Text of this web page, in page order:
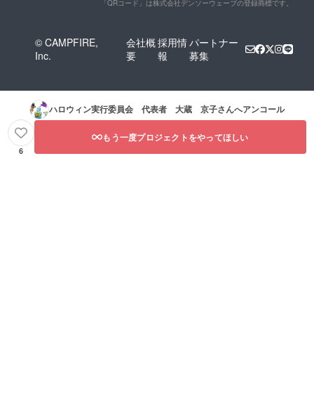
「QRコード」は株式会社デンソーウェーブの登録商標です。
© CAMPFIRE,
Inc.
会社概
要
採用情
報
パートナー
募集
ハロウィン実行委員会 代表者 大蔵 京子さんへアンコール
6
もう一度プロジェクトをやってほしい